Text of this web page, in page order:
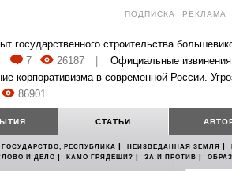
ПОДПИСКА РЕКЛАМА
государственного строительства
7 26187 Официальные извинения
корпоративизма в современной России.
86901
СТАТЬИ
РЕСПУБЛИКА | НЕИЗВЕДАННАЯ ЗЕМЛЯ |
И ДЕЛО | КАМО ГРЯДЕШИ? | ЗА И ПРОТИВ |